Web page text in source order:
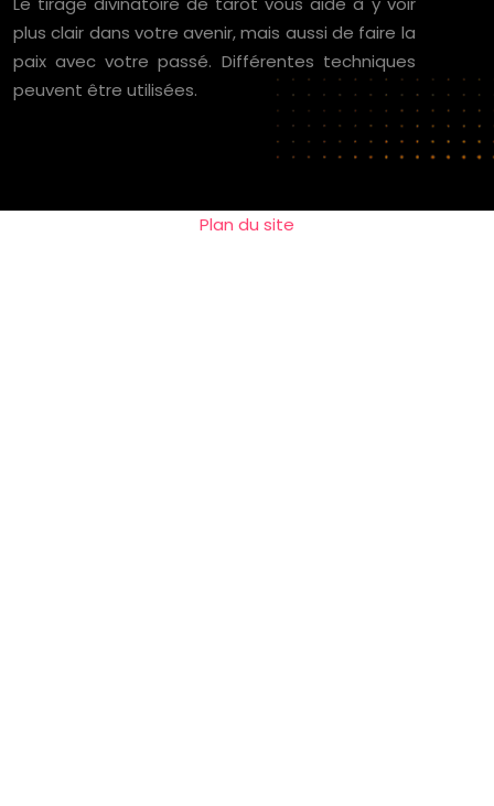
plus clair dans votre avenir, mais aussi de faire la
paix avec votre passé. Différentes techniques
peuvent être utilisées.
Plan du site